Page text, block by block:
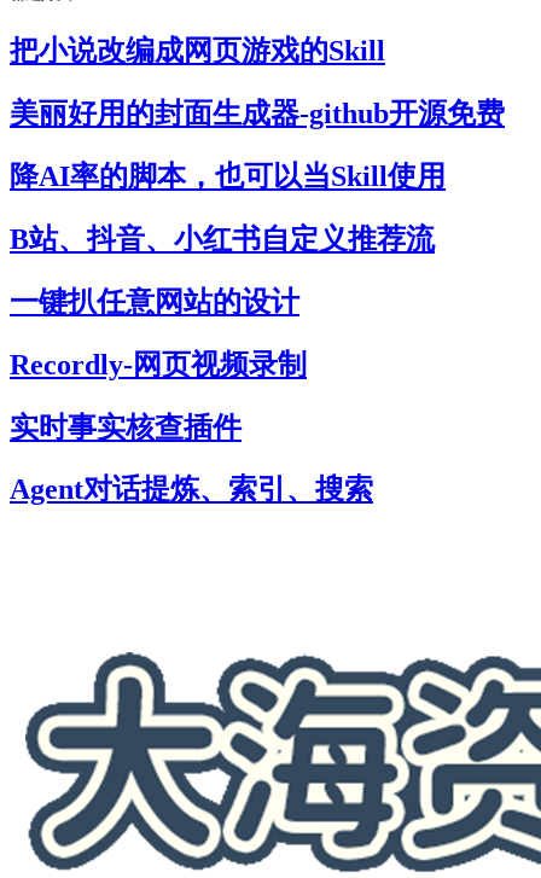
把小说改编成网页游戏的Skill
美丽好用的封面生成器-github开源免费
降AI率的脚本，也可以当Skill使用
B站、抖音、小红书自定义推荐流
一键扒任意网站的设计
Recordly-网页视频录制
实时事实核查插件
Agent对话提炼、索引、搜索